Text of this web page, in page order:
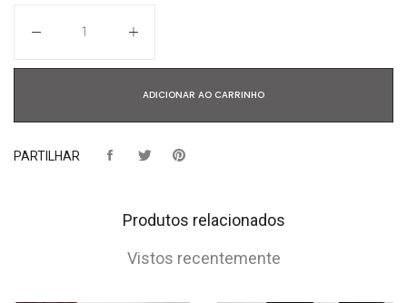
ADICIONAR AO CARRINHO
PARTILHAR
Produtos relacionados
Vistos recentemente